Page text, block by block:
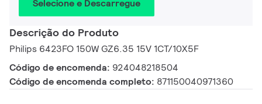
Selecione e Descarregue
Descrição do Produto
Philips 6423FO 150W GZ6.35 15V 1CT/10X5F
Código de encomenda: 924048218504
Código de encomenda completo: 871150040971360